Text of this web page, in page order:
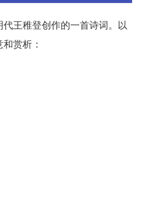
代王稚登创作的一首诗词。以
赏析：